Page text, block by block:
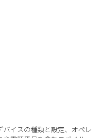
イスの種類と設定、オペレ